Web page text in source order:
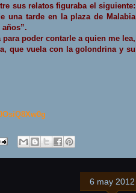
sus relatos figuraba el siguiente:
una tarde en la plaza de Malabia
poder contarle a quien me lea,
que vuela con la golondrina y su
6 may 2012